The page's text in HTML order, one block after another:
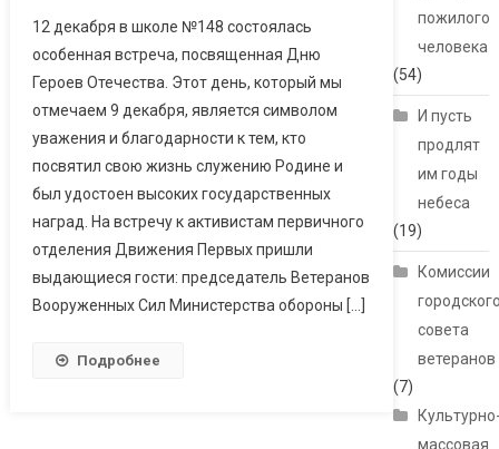
12 декабря в школе №148 состоялась
особенная встреча, посвященная Дню
Героев Отечества. Этот день, который мы
отмечаем 9 декабря, является символом
уважения и благодарности к тем, кто
посвятил свою жизнь служению Родине и
был удостоен высоких государственных
наград. На встречу к активистам первичного
отделения Движения Первых пришли
выдающиеся гости: председатель Ветеранов
Вооруженных Сил Министерства обороны […]
Подробнее
пожилого
человека
(54)
И пусть
продлят
им годы
небеса
(19)
Комиссии
совета
ветеранов
(7)
массовая